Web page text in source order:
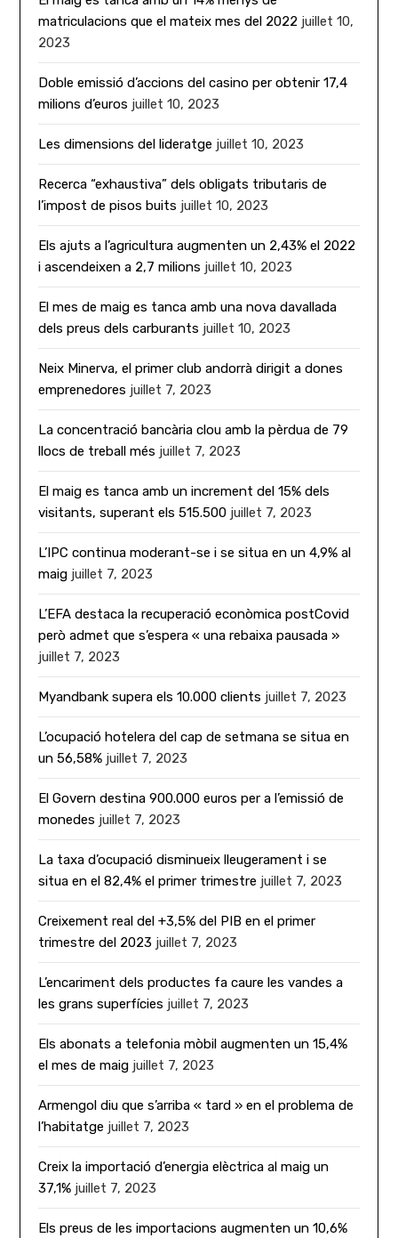
matriculacions que el mateix mes del 2022 juillet 10,
2023
Doble emissió d’accions del casino per obtenir 17,4
milions d’euros juillet 10, 2023
Les dimensions del lideratge juillet 10, 2023
Recerca “exhaustiva” dels obligats tributaris de
l’impost de pisos buits juillet 10, 2023
Els ajuts a l’agricultura augmenten un 2,43% el 2022
i ascendeixen a 2,7 milions juillet 10, 2023
El mes de maig es tanca amb una nova davallada
dels preus dels carburants juillet 10, 2023
Neix Minerva, el primer club andorrà dirigit a dones
emprenedores juillet 7, 2023
La concentració bancària clou amb la pèrdua de 79
llocs de treball més juillet 7, 2023
El maig es tanca amb un increment del 15% dels
visitants, superant els 515.500 juillet 7, 2023
L’IPC continua moderant-se i se situa en un 4,9% al
maig juillet 7, 2023
L’EFA destaca la recuperació econòmica postCovid
però admet que s’espera « una rebaixa pausada »
juillet 7, 2023
Myandbank supera els 10.000 clients juillet 7, 2023
L’ocupació hotelera del cap de setmana se situa en
un 56,58% juillet 7, 2023
El Govern destina 900.000 euros per a l’emissió de
monedes juillet 7, 2023
La taxa d’ocupació disminueix lleugerament i se
situa en el 82,4% el primer trimestre juillet 7, 2023
Creixement real del +3,5% del PIB en el primer
trimestre del 2023 juillet 7, 2023
L’encariment dels productes fa caure les vandes a
les grans superfícies juillet 7, 2023
Els abonats a telefonia mòbil augmenten un 15,4%
el mes de maig juillet 7, 2023
Armengol diu que s’arriba « tard » en el problema de
l’habitatge juillet 7, 2023
Creix la importació d’energia elèctrica al maig un
37,1% juillet 7, 2023
Els preus de les importacions augmenten un 10,6%